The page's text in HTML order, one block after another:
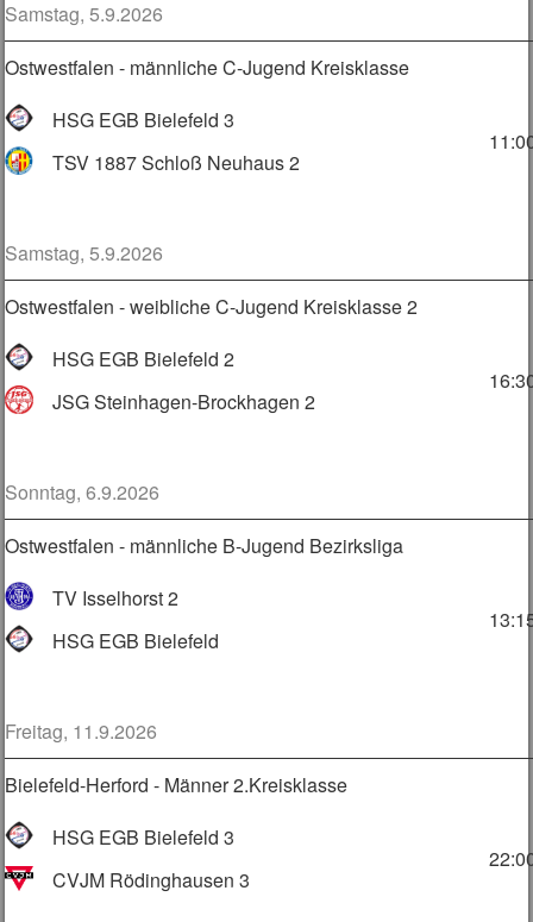
Samstag, 5.9.2026
Ostwestfalen - männliche C-Jugend Kreisklasse
HSG EGB Bielefeld 3
TSV 1887 Schloß Neuhaus 2
Samstag, 5.9.2026
Ostwestfalen - weibliche C-Jugend Kreisklasse 2
HSG EGB Bielefeld 2
JSG Steinhagen-Brockhagen 2
Sonntag, 6.9.2026
Ostwestfalen - männliche B-Jugend Bezirksliga
TV Isselhorst 2
HSG EGB Bielefeld
Freitag, 11.9.2026
Bielefeld-Herford - Männer 2.Kreisklasse
HSG EGB Bielefeld 3
CVJM Rödinghausen 3